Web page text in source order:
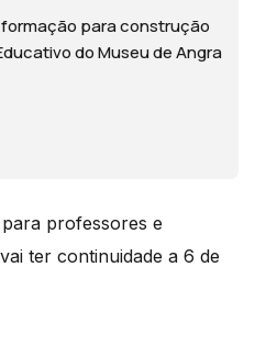
para construção
do Museu de Angra
professores e
ter continuidade a 6 de